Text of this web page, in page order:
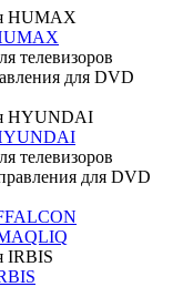
телевизоров
для DVD
телевизоров
для DVD